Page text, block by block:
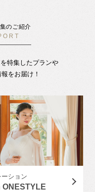
のご紹介
特集したプランや
をお届け！
ション